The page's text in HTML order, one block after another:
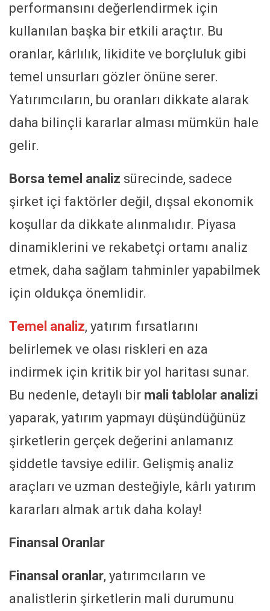
performansını değerlendirmek için
kullanılan başka bir etkili araçtır. Bu
oranlar, kârlılık, likidite ve borçluluk gibi
temel unsurları gözler önüne serer.
Yatırımcıların, bu oranları dikkate alarak
daha bilinçli kararlar alması mümkün hale
gelir.
Borsa temel analiz sürecinde, sadece
şirket içi faktörler değil, dışsal ekonomik
koşullar da dikkate alınmalıdır. Piyasa
dinamiklerini ve rekabetçi ortamı analiz
etmek, daha sağlam tahminler yapabilmek
için oldukça önemlidir.
Temel analiz, yatırım fırsatlarını
belirlemek ve olası riskleri en aza
indirmek için kritik bir yol haritası sunar.
Bu nedenle, detaylı bir mali tablolar analizi
yaparak, yatırım yapmayı düşündüğünüz
şirketlerin gerçek değerini anlamanız
şiddetle tavsiye edilir. Gelişmiş analiz
araçları ve uzman desteğiyle, kârlı yatırım
kararları almak artık daha kolay!
Finansal Oranlar
Finansal oranlar, yatırımcıların ve
analistlerin şirketlerin mali durumunu